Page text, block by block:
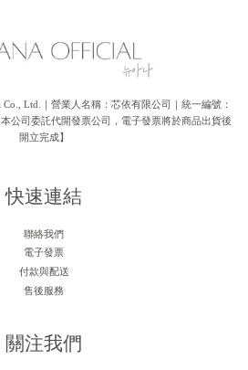
Ltd.｜營業人名稱：芯依有限公司｜統一編號：
公司委託代開發票公司，電子發票將於商品出貨後
開立完成】
快速連結
聯絡我們
電子發票
付款與配送
售後服務
關注我們